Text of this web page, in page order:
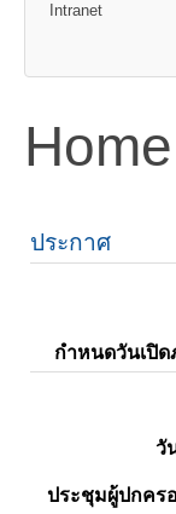
Intranet
Home
ประกาศ
กำหนดวันเปิด
วั
ประชุมผู้ปกคร